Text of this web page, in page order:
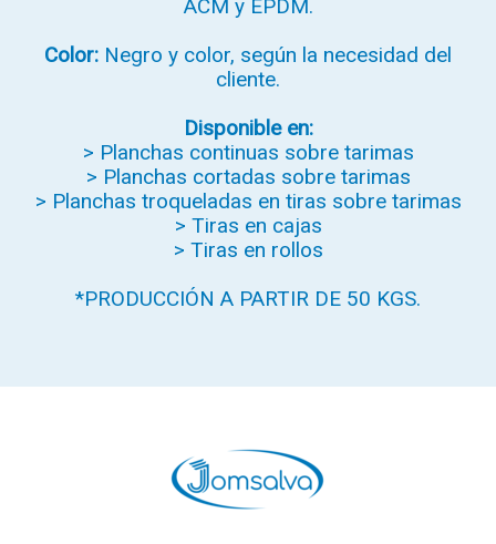
ACM y EPDM.
Color: Negro y color, según la necesidad del
cliente.
Disponible en:
> Planchas continuas sobre tarimas
> Planchas cortadas sobre tarimas
> Planchas troqueladas en tiras sobre tarimas
> Tiras en cajas
> Tiras en rollos
*PRODUCCIÓN A PARTIR DE 50 KGS.